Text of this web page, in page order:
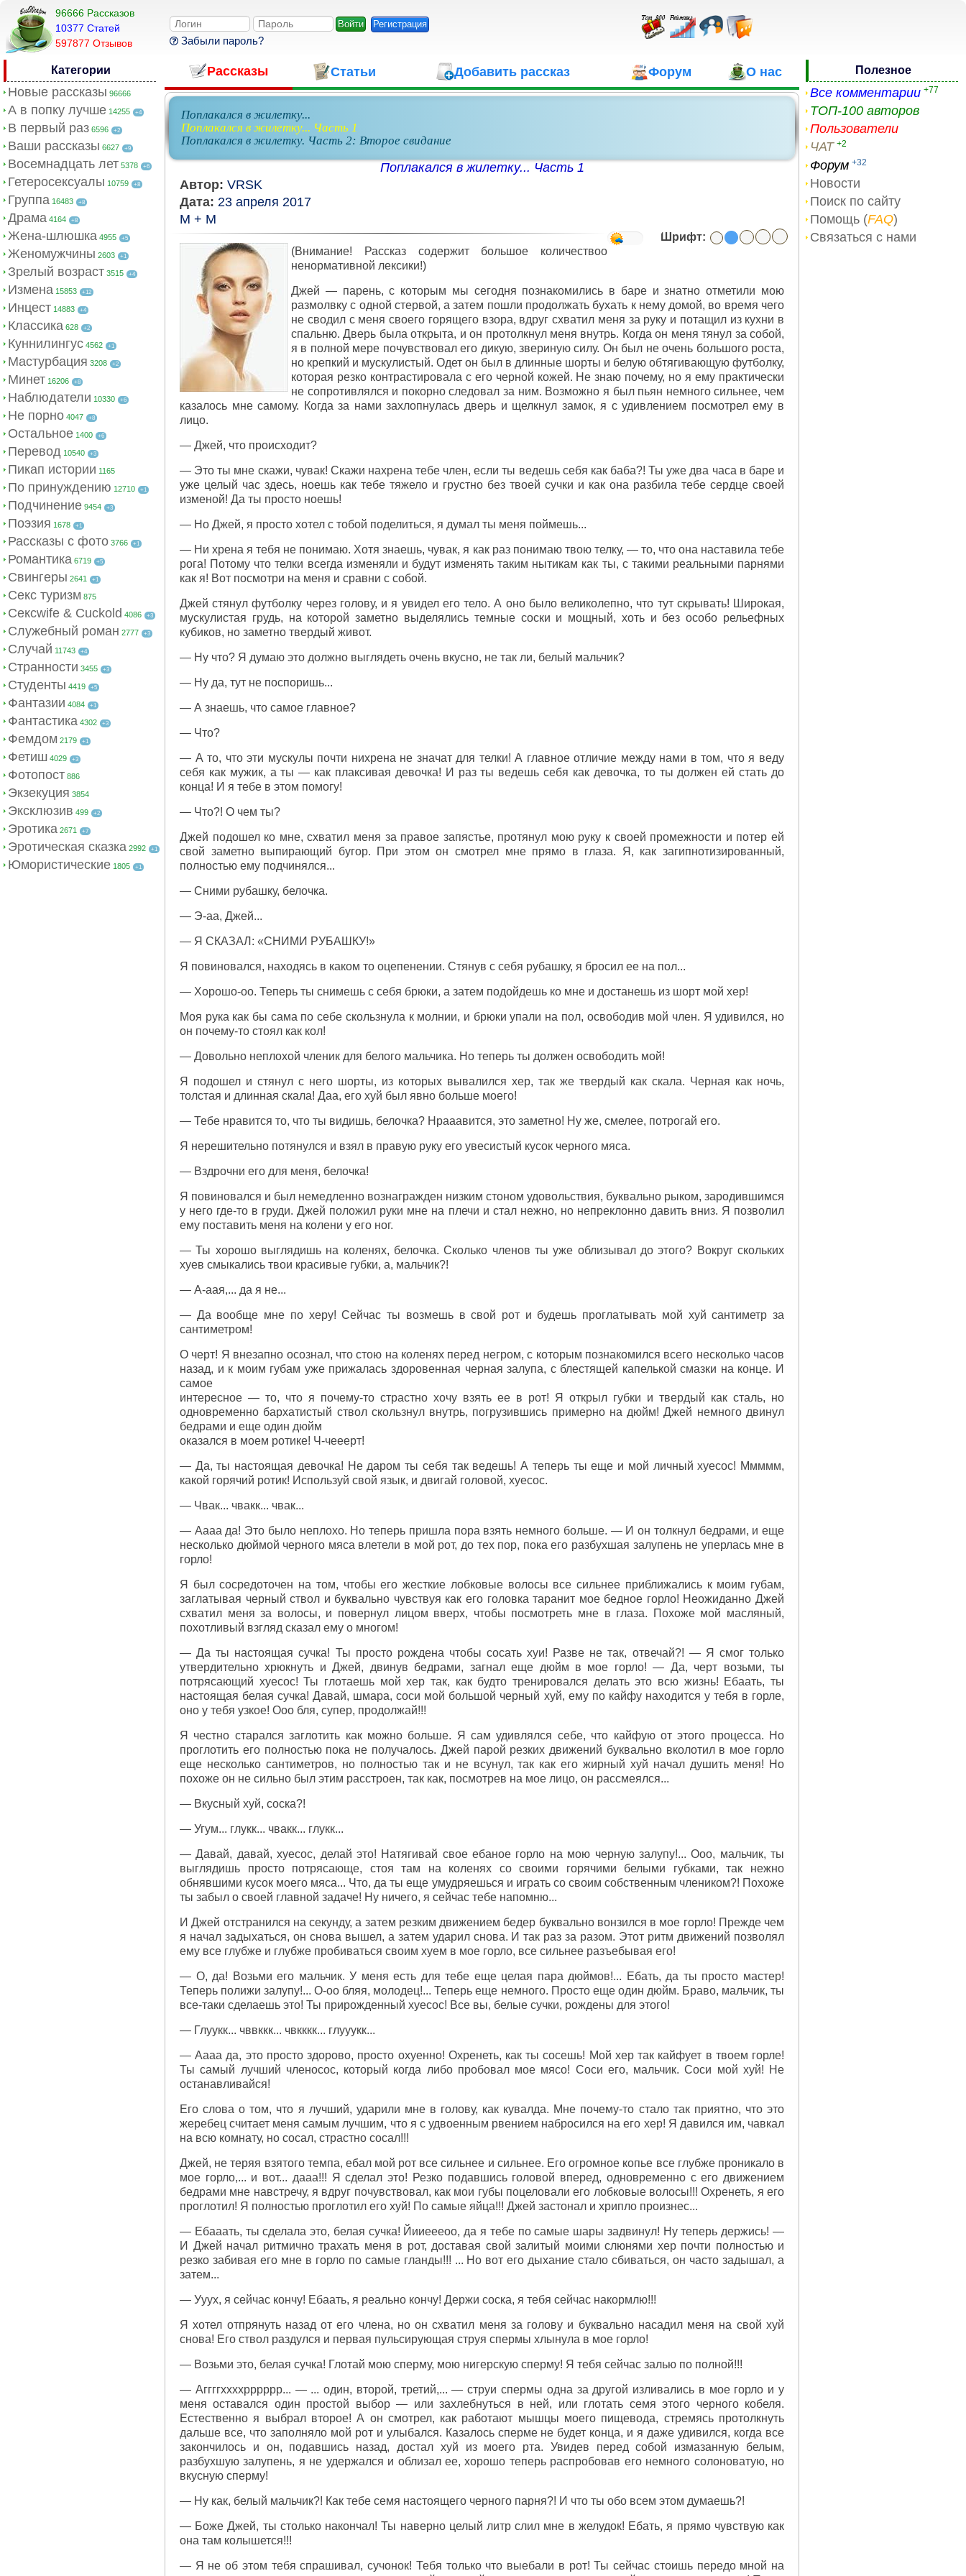
96666 Рассказов
10377 Cтатей
597877 Отзывов
Регистрация
Забыли пароль?
Категории
Новые рассказы 96666
А в попку лучше 14255 +4
В первый раз 6596 +2
Ваши рассказы 6627 +9
Восемнадцать лет 5378 +6
Гетеросексуалы 10759 +8
Группа 16483 +8
Драма 4164 +8
Жена-шлюшка 4955 +5
Женомужчины 2603 +1
Зрелый возраст 3515 +4
Измена 15853 +12
Инцест 14883 +4
Классика 628 +2
Куннилингус 4562 +1
Мастурбация 3208 +2
Минет 16206 +8
Наблюдатели 10330 +6
Не порно 4047 +8
Остальное 1400 +6
Перевод 10540 +3
Пикап истории 1165
По принуждению 12710 +1
Подчинение 9454 +3
Поэзия 1678 +1
Рассказы с фото 3766 +1
Романтика 6719 +5
Свингеры 2641 +1
Секс туризм 875
Сексwife & Cuckold 4086 +3
Служебный роман 2777 +3
Случай 11743 +4
Странности 3455 +3
Студенты 4419 +5
Фантазии 4084 +1
Фантастика 4302 +3
Фемдом 2179 +1
Фетиш 4029 +3
Фотопост 886
Экзекуция 3854
Эксклюзив 499 +2
Эротика 2671 +7
Эротическая сказка 2992 +1
Юмористические 1805 +1
Рассказы Статьи Добавить рассказ Форум О нас
Поплакался в жилетку...
Поплакался в жилетку... Часть 1
Поплакался в жилетку. Часть 2: Второе свидание
Поплакался в жилетку... Часть 1
Автор: VRSK
Дата: 23 апреля 2017
М + М
Шрифт:
(Внимание! Рассказ содержит большое количествоо
ненормативной лексики!)
Джей — парень, с которым мы сегодня познакомились в баре и знатно отметили мою
размолвку с одной стервой, а затем пошли продолжать бухать к нему домой, во время чего
не сводил с меня своего горящего взора, вдруг схватил меня за руку и потащил из кухни в
спальню. Дверь была открыта, и он протолкнул меня внутрь. Когда он меня тянул за собой,
я в полной мере почувствовал его дикую, звериную силу. Он был не очень большого роста,
но крепкий и мускулистый. Одет он был в длинные шорты и белую обтягивающую футболку,
которая резко контрастировала с его черной кожей. Не знаю почему, но я ему практически
не сопротивлялся и покорно следовал за ним. Возможно я был пьян немного сильнее, чем
казалось мне самому. Когда за нами захлопнулась дверь и щелкнул замок, я с удивлением посмотрел ему в
лицо.
— Джей, что происходит?
— Это ты мне скажи, чувак! Скажи нахрена тебе член, если ты ведешь себя как баба?! Ты уже два часа в баре и
уже целый час здесь, ноешь как тебе тяжело и грустно без твоей сучки и как она разбила тебе сердце своей
изменой! Да ты просто ноешь!
— Но Джей, я просто хотел с тобой поделиться, я думал ты меня поймешь...
— Ни хрена я тебя не понимаю. Хотя знаешь, чувак, я как раз понимаю твою телку, — то, что она наставила тебе
рога! Потому что телки всегда изменяли и будут изменять таким нытикам как ты, с такими реальными парнями
как я! Вот посмотри на меня и сравни с собой.
Джей стянул футболку через голову, и я увидел его тело. А оно было великолепно, что тут скрывать! Широкая,
мускулистая грудь, на которой заметно выделялись темные соски и мощный, хоть и без особо рельефных
кубиков, но заметно твердый живот.
— Ну что? Я думаю это должно выглядеть очень вкусно, не так ли, белый мальчик?
— Ну да, тут не поспоришь...
— А знаешь, что самое главное?
— Что?
— А то, что эти мускулы почти нихрена не значат для телки! А главное отличие между нами в том, что я веду
себя как мужик, а ты — как плаксивая девочка! И раз ты ведешь себя как девочка, то ты должен ей стать до
конца! И я тебе в этом помогу!
— Что?! О чем ты?
Джей подошел ко мне, схватил меня за правое запястье, протянул мою руку к своей промежности и потер ей
свой заметно выпирающий бугор. При этом он смотрел мне прямо в глаза. Я, как загипнотизированный,
полностью ему подчинялся...
— Сними рубашку, белочка.
— Э-аа, Джей...
— Я СКАЗАЛ: «СНИМИ РУБАШКУ!»
Я повиновался, находясь в каком то оцепенении. Стянув с себя рубашку, я бросил ее на пол...
— Хорошо-оо. Теперь ты снимешь с себя брюки, а затем подойдешь ко мне и достанешь из шорт мой хер!
Моя рука как бы сама по себе скользнула к молнии, и брюки упали на пол, освободив мой член. Я удивился, но
он почему-то стоял как кол!
— Довольно неплохой членик для белого мальчика. Но теперь ты должен освободить мой!
Я подошел и стянул с него шорты, из которых вывалился хер, так же твердый как скала. Черная как ночь,
толстая и длинная скала! Даа, его хуй был явно больше моего!
— Тебе нравится то, что ты видишь, белочка? Нрааавится, это заметно! Ну же, смелее, потрогай его.
Я нерешительно потянулся и взял в правую руку его увесистый кусок черного мяса.
— Вздрочни его для меня, белочка!
Я повиновался и был немедленно вознагражден низким стоном удовольствия, буквально рыком, зародившимся
у него где-то в груди. Джей положил руки мне на плечи и стал нежно, но непреклонно давить вниз. Я позволил
ему поставить меня на колени у его ног.
— Ты хорошо выглядишь на коленях, белочка. Сколько членов ты уже облизывал до этого? Вокруг скольких
хуев смыкались твои красивые губки, а, мальчик?!
— А-аая,... да я не...
— Да вообще мне по херу! Сейчас ты возмешь в свой рот и будешь проглатывать мой хуй сантиметр за
сантиметром!
О черт! Я внезапно осознал, что стою на коленях перед негром, с которым познакомился всего несколько часов
назад, и к моим губам уже прижалась здоровенная черная залупа, с блестящей капелькой смазки на конце. И
самое
интересное — то, что я почему-то страстно хочу взять ее в рот! Я открыл губки и твердый как сталь, но
одновременно бархатистый ствол скользнул внутрь, погрузившись примерно на дюйм! Джей немного двинул
бедрами и еще один дюйм
оказался в моем ротике! Ч-чееерт!
— Да, ты настоящая девочка! Не даром ты себя так ведешь! А теперь ты еще и мой личный хуесос! Ммммм,
какой горячий ротик! Используй свой язык, и двигай головой, хуесос.
— Чвак... чвакк... чвак...
— Аааа да! Это было неплохо. Но теперь пришла пора взять немного больше. — И он толкнул бедрами, и еще
несколько дюймой черного мяса влетели в мой рот, до тех пор, пока его разбухшая залупень не уперлась мне в
горло!
Я был сосредоточен на том, чтобы его жесткие лобковые волосы все сильнее приближались к моим губам,
заглатывая черный ствол и буквально чувствуя как его головка таранит мое бедное горло! Неожиданно Джей
схватил меня за волосы, и повернул лицом вверх, чтобы посмотреть мне в глаза. Похоже мой масляный,
похотливый взгляд сказал ему о многом!
— Да ты настоящая сучка! Ты просто рождена чтобы сосать хуи! Разве не так, отвечай?! — Я смог только
утвердительно хрюкнуть и Джей, двинув бедрами, загнал еще дюйм в мое горло! — Да, черт возьми, ты
потрясающий хуесос! Ты глотаешь мой хер так, как будто тренировался делать это всю жизнь! Ебаать, ты
настоящая белая сучка! Давай, шмара, соси мой большой черный хуй, ему по кайфу находится у тебя в горле,
оно у тебя узкое! Ооо бля, супер, продолжай!!!
Я честно старался заглотить как можно больше. Я сам удивлялся себе, что кайфую от этого процесса. Но
проглотить его полностью пока не получалось. Джей парой резких движений буквально вколотил в мое горло
еще несколько сантиметров, но полностью так и не всунул, так как его жирный хуй начал душить меня! Но
похоже он не сильно был этим расстроен, так как, посмотрев на мое лицо, он рассмеялся...
— Вкусный хуй, соска?!
— Угум... глукк... чвакк... глукк...
— Давай, давай, хуесос, делай это! Натягивай свое ебаное горло на мою черную залупу!... Ооо, мальчик, ты
выглядишь просто потрясающе, стоя там на коленях со своими горячими белыми губками, так нежно
обнявшими кусок моего мяса... Что, да ты еще умудряешься и играть со своим собственным члеником?! Похоже
ты забыл о своей главной задаче! Ну ничего, я сейчас тебе напомню...
И Джей отстранился на секунду, а затем резким движением бедер буквально вонзился в мое горло! Прежде чем
я начал задыхаться, он снова вышел, а затем ударил снова. И так раз за разом. Этот ритм движений позволял
ему все глубже и глубже пробиваться своим хуем в мое горло, все сильнее разъебывая его!
— О, да! Возьми его мальчик. У меня есть для тебе еще целая пара дюймов!... Ебать, да ты просто мастер!
Теперь полижи залупу!... О-оо бляя, молодец!... Теперь еще немного. Просто еще один дюйм. Браво, мальчик, ты
все-таки сделаешь это! Ты прирожденный хуесос! Все вы, белые сучки, рождены для этого!
— Глуукк... чввккк... чвкккк... глууукк...
— Аааа да, это просто здорово, просто охуенно! Охренеть, как ты сосешь! Мой хер так кайфует в твоем горле!
Ты самый лучший членосос, который когда либо пробовал мое мясо! Соси его, мальчик. Соси мой хуй! Не
останавливайся!
Его слова о том, что я лучший, ударили мне в голову, как кувалда. Мне почему-то стало так приятно, что это
жеребец считает меня самым лучшим, что я с удвоенным рвением набросился на его хер! Я давился им, чавкал
на всю комнату, но сосал, страстно сосал!!!
Джей, не теряя взятого темпа, ебал мой рот все сильнее и сильнее. Его огромное копье все глубже проникало в
мое горло,... и вот... дааа!!! Я сделал это! Резко подавшись головой вперед, одновременно с его движением
бедрами мне навстречу, я вдруг почувствовал, как мои губы поцеловали его лобковые волосы!!! Охренеть, я его
проглотил! Я полностью проглотил его хуй! По самые яйца!!! Джей застонал и хрипло произнес...
— Ебааать, ты сделала это, белая сучка! Йииеееоо, да я тебе по самые шары задвинул! Ну теперь держись! —
И Джей начал ритмично трахать меня в рот, доставая свой залитый моими слюнями хер почти полностью и
резко забивая его мне в горло по самые гланды!!! ... Но вот его дыхание стало сбиваться, он часто задышал, а
затем...
— Ууух, я сейчас кончу! Ебаать, я реально кончу! Держи соска, я тебя сейчас накормлю!!!
Я хотел отпрянуть назад от его члена, но он схватил меня за голову и буквально насадил меня на свой хуй
снова! Его ствол раздулся и первая пульсирующая струя спермы хлынула в мое горло!
— Возьми это, белая сучка! Глотай мою сперму, мою нигерскую сперму! Я тебя сейчас залью по полной!!!
— Аггггххххрррррр... — ... один, второй, третий,... — струи спермы одна за другой изливались в мое горло и у
меня оставался один простой выбор — или захлебнуться в ней, или глотать семя этого черного кобеля.
Естественно я выбрал второе! А он смотрел, как работают мышцы моего пищевода, стремясь протолкнуть
дальше все, что заполняло мой рот и улыбался. Казалось сперме не будет конца, и я даже удивился, когда все
закончилось и он, подавшись назад, достал хуй из моего рта. Увидев перед собой измазанную белым,
разбухшую залупень, я не удержался и облизал ее, хорошо теперь распробовав его немного солоноватую, но
вкусную сперму!
— Ну как, белый мальчик?! Как тебе семя настоящего черного парня?! И что ты обо всем этом думаешь?!
— Боже Джей, ты столько накончал! Ты наверно целый литр слил мне в желудок! Ебать, я прямо чувствую как
она там колышется!!!
— Я не об этом тебя спрашивал, сучонок! Тебя только что выебали в рот! Ты сейчас стоишь передо мной на
Полезное
Все комментарии +77
ТОП-100 авторов
Пользователи
ЧАТ +2
Форум +32
Новости
Поиск по сайту
Помощь (FAQ)
Связаться с нами